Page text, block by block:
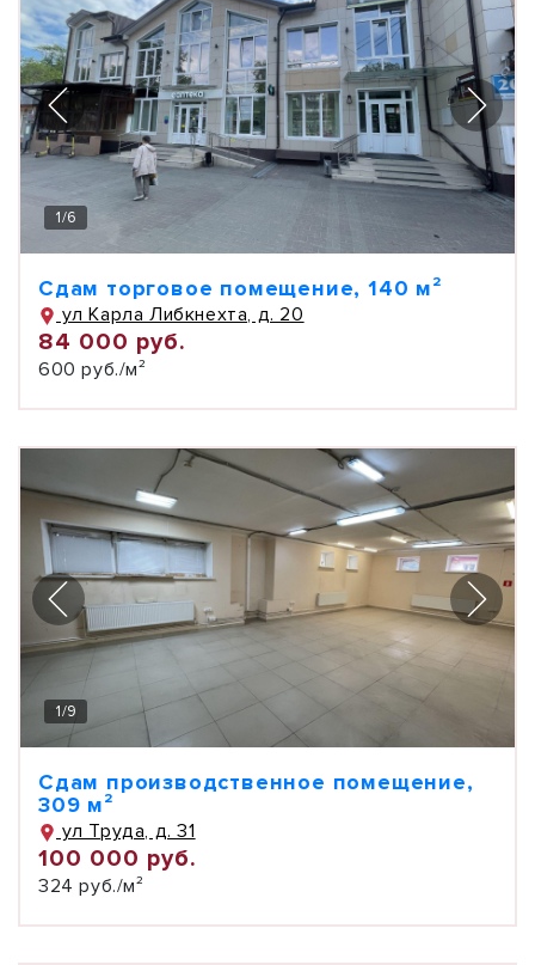
1/6
Сдам торговое помещение, 140 м²
ул Карла Либкнехта, д. 20
84 000 руб.
600 руб./м²
1/9
Сдам производственное помещение,
309 м²
ул Труда, д. 31
100 000 руб.
324 руб./м²